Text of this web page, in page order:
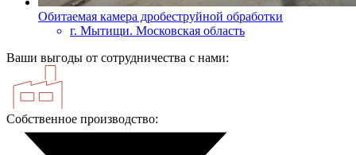
Обитаемая камера дробеструйной обработки
г. Мытищи. Московская область
Ваши выгоды от сотрудничества с нами:
Собственное производство: